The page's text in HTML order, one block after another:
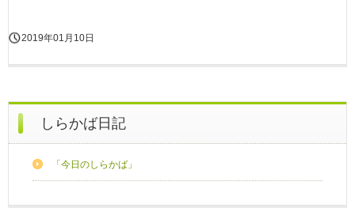
2019年01月10日
しらかば日記
「今日のしらかば」